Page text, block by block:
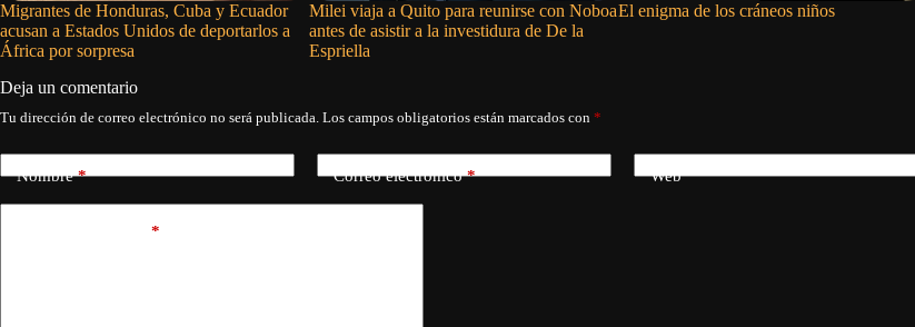
Migrantes de Honduras, Cuba y Ecuador
acusan a Estados Unidos de deportarlos a
África por sorpresa
Milei viaja a Quito para reunirse con Noboa
antes de asistir a la investidura de De la
Espriella
El enigma de los cráneos niños
Deja un comentario
Tu dirección de correo electrónico no será publicada. Los campos obligatorios están marcados con *
Nombre* Correo electrónico* Web
*